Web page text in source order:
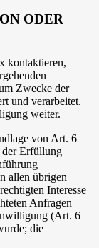
ODER
kontaktieren,
Zwecke der
und verarbeitet.
weiter.
von Art. 6
Erfüllung
allen übrigen
Interesse
Anfragen
(Art. 6
die